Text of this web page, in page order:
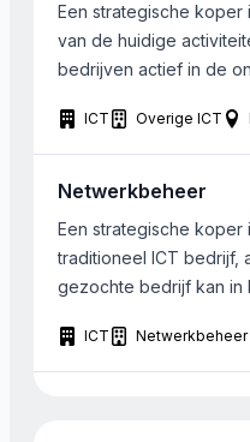
Indicatie omvang
Een strategische
van de huidige
bedrijven actief in de
ligging van de
ICT Overige ICT
Netwerkbeheer
Een strategische
traditioneel ICT bedrijf,
gezochte bedrijf kan in
tot ongeveer 5 miljoen.
ICT Netwerkbeheer